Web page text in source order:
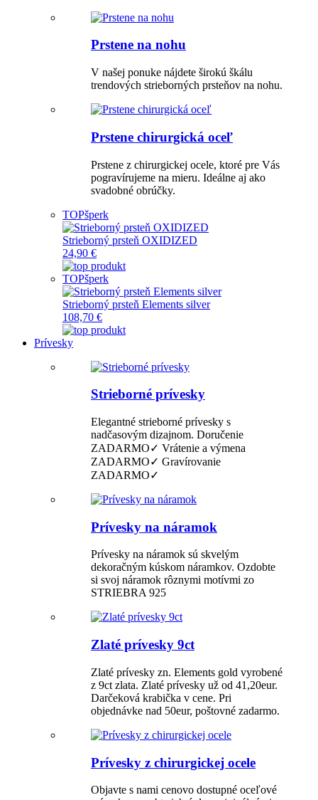
Prstene na nohu
V našej ponuke nájdete širokú škálu
trendových strieborných prsteňov na nohu.
Prstene chirurgická oceľ
Prstene z chirurgickej ocele, ktoré pre Vás
pogravírujeme na mieru. Ideálne aj ako
svadobné obrúčky.
TOPšperk
Strieborný prsteň OXIDIZED
24,90 €
TOPšperk
Strieborný prsteň Elements silver
108,70 €
Prívesky
Strieborné prívesky
Elegantné strieborné prívesky s
nadčasovým dizajnom. Doručenie
ZADARMO✓ Vrátenie a výmena
ZADARMO✓ Gravírovanie
ZADARMO✓
Prívesky na náramok
Prívesky na náramok sú skvelým
dekoračným kúskom náramkov. Ozdobte
si svoj náramok rôznymi motívmi zo
STRIEBRA 925
Zlaté prívesky 9ct
Zlaté prívesky zn. Elements gold vyrobené
z 9ct zlata. Zlaté prívesky už od 41,20eur.
Darčeková krabička v cene. Pri
objednávke nad 50eur, poštovné zadarmo.
Prívesky z chirurgickej ocele
Objavte s nami cenovo dostupné oceľové